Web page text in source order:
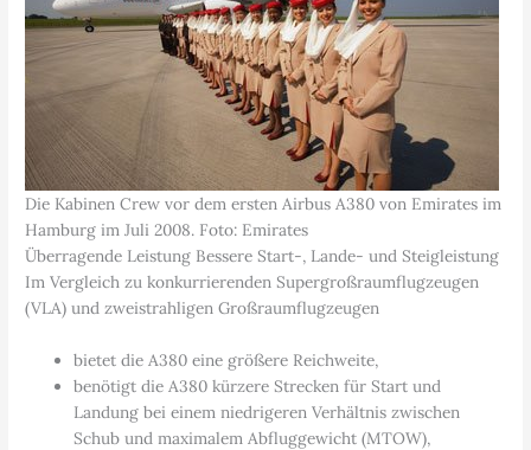
Die Kabinen Crew vor dem ersten Airbus A380 von Emirates im
Hamburg im Juli 2008. Foto: Emirates
Überragende Leistung Bessere Start-, Lande- und Steigleistung
Im Vergleich zu konkurrierenden Supergroßraumflugzeugen
(VLA) und zweistrahligen Großraumflugzeugen
bietet die A380 eine größere Reichweite,
benötigt die A380 kürzere Strecken für Start und
Landung bei einem niedrigeren Verhältnis zwischen
Schub und maximalem Abfluggewicht (MTOW),